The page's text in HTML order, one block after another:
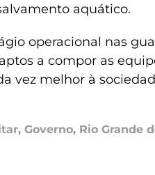
aquático.
operacional nas
a compor as
vez melhor à
, Governo, Rio Grande